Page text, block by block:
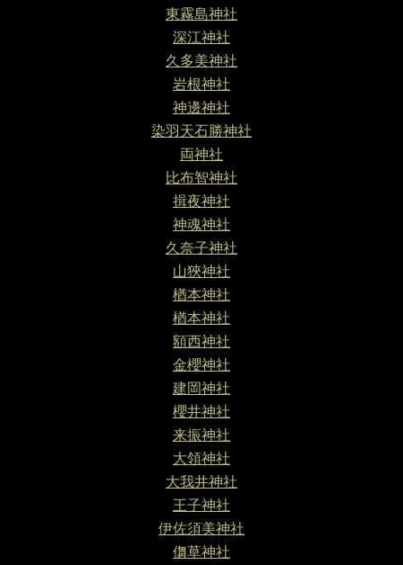
東霧島神社
深江神社
久多美神社
岩根神社
神邊神社
染羽天石勝神社
両神社
比布智神社
揖夜神社
神魂神社
久奈子神社
山狹神社
楢本神社
楢本神社
額西神社
金櫻神社
建岡神社
櫻井神社
来振神社
大領神社
大我井神社
王子神社
伊佐須美神社
儛草神社